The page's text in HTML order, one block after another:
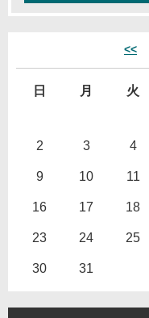
<<
日 月 火
2 3 4
9 10 11
16 17 18
23 24 25
30 31